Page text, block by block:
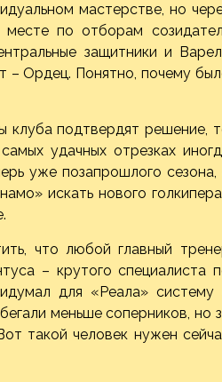
мастерстве, но
по отборам
защитники и
– Ордец. Понятно, почему
клуба подтвердят решение,
удачных отрезках
уже позапрошлого сезона,
искать нового
что любой главный
– крутого специалиста
для «Реала» систему
меньше соперников, но
такой человек нужен